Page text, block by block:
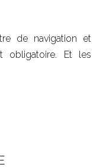
de navigation et
obligatoire. Et les